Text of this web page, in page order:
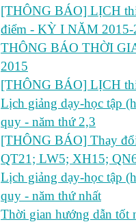
[THÔNG BÁO] LỊCH
điểm - KỲ I NĂM 2015-
THÔNG BÁO THỜI
2015
[THÔNG BÁO] LỊCH
Lịch giảng dạy-học tập
quy - năm thứ 2,3
[THÔNG BÁO] Thay
QT21; LW5; XH15;
Lịch giảng dạy-học tập
quy - năm thứ nhất
Thời gian hướng dẫn tốt